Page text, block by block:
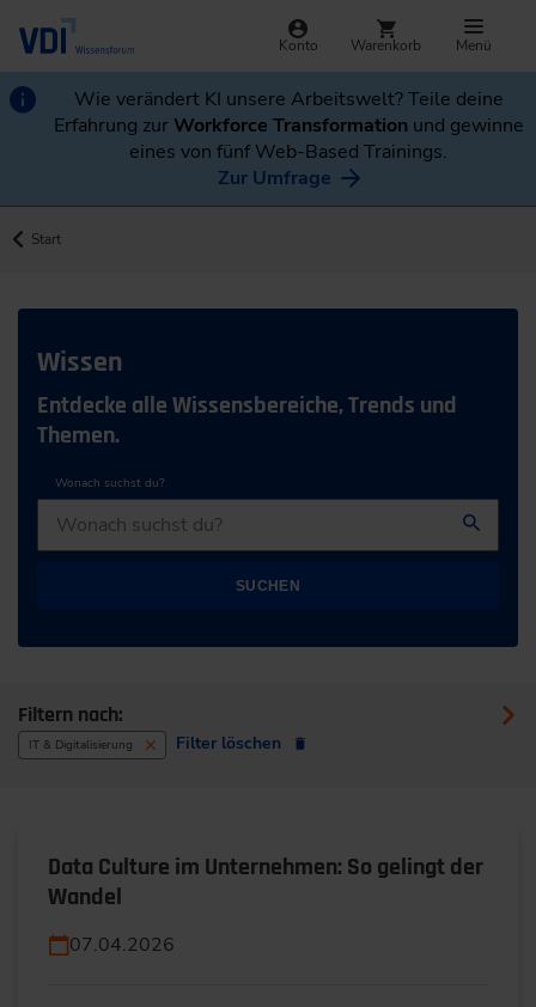
Konto Warenkorb Menü
Wie verändert KI unsere Arbeitswelt? Teile deine
Erfahrung zurWorkforce Transformation und gewinne
eines von fünf Web-Based Trainings.
Zur Umfrage
Start
Wissen
Entdecke alle Wissensbereiche, Trends und
Themen.
Wonach suchst du?
SUCHEN
Filtern nach:
IT & Digitalisierung Filter löschen
Data Culture im Unternehmen: So gelingt der
Wandel
07.04.2026